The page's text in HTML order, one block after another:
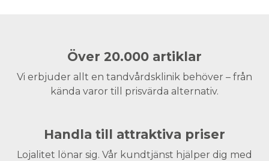
Över 20.000 artiklar
Vi erbjuder allt en tandvårdsklinik behöver – från
kända varor till prisvärda alternativ.
Handla till attraktiva priser
Lojalitet lönar sig. Vår kundtjänst hjälper dig med